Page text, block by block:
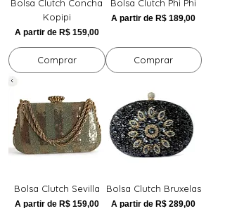
Bolsa Clutch Concha
Kopipi
A partir de R$ 159,00
Preço promocional
Comprar
Bolsa Clutch Phi Phi
A partir de R$ 189,00
Preço promocional
Comprar
Bolsa Clutch Sevilla
A partir de R$ 159,00
Preço promocional
Bolsa Clutch Bruxelas
A partir deR$ 289,00
Preço promocional